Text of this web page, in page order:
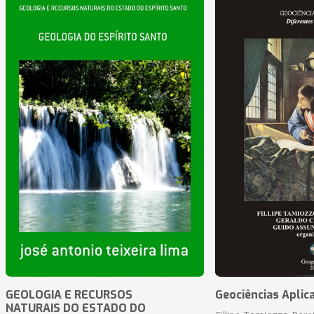
GEOLOGIA E RECURSOS
NATURAIS DO ESTADO DO
Geociências